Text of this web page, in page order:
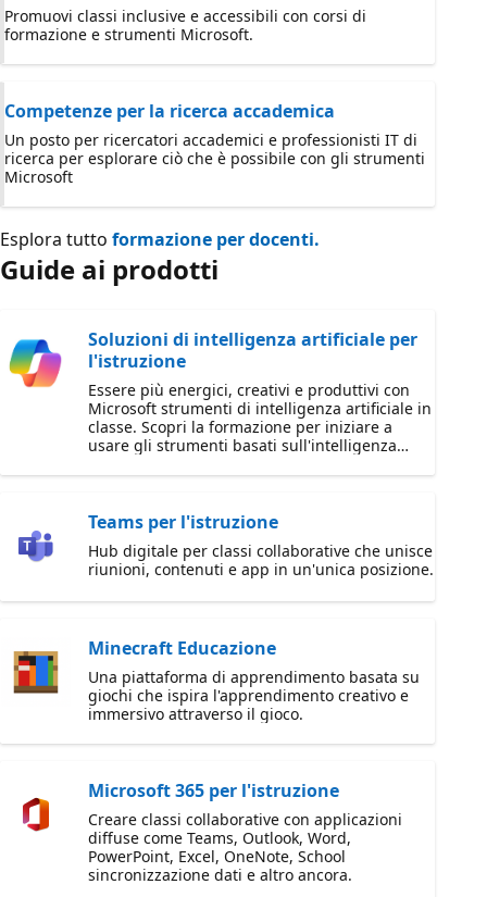
Promuovi classi inclusive e accessibili con corsi di
formazione e strumenti Microsoft.
Competenze per la ricerca accademica
Un posto per ricercatori accademici e professionisti IT di
ricerca per esplorare ciò che è possibile con gli strumenti
Microsoft
Esplora tutto formazione per docenti.
Guide ai prodotti
Soluzioni di intelligenza artificiale per
l'istruzione
Essere più energici, creativi e produttivi con
Microsoft strumenti di intelligenza artificiale in
classe. Scopri la formazione per iniziare a
usare gli strumenti basati sull'intelligenza
l'apprendimento.
Teams per l'istruzione
Hub digitale per classi collaborative che unisce
riunioni, contenuti e app in un'unica posizione.
Minecraft Educazione
Una piattaforma di apprendimento basata su
giochi che ispira l'apprendimento creativo e
immersivo attraverso il gioco.
Microsoft 365 per l'istruzione
Creare classi collaborative con applicazioni
diffuse come Teams, Outlook, Word,
PowerPoint, Excel, OneNote, School
sincronizzazione dati e altro ancora.